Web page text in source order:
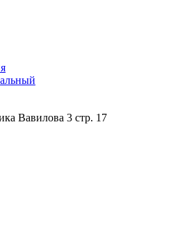
Вавилова 3 стр. 17